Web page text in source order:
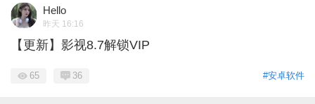
Hello
昨天 16:16
【更新】影视8.7解锁VIP
#安卓软件
65 36